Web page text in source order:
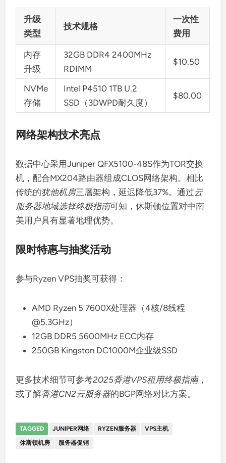
升级
类型
技术规格
一次性
费用
内存
升级
32GB DDR4 2400MHz
RDIMM
$10.50
NVMe
存储
Intel P4510 1TB U.2
SSD（3DWPD耐久度）
$80.00
网络架构技术亮点
数据中心采用Juniper QFX5100-48S作为TOR交换
机，配合MX204路由器组成CLOS网络架构。相比
传统的犹他机房三層架构，延迟降低37%。通过云
服务器地域选择终极指南可知，休斯顿位置对中南
美用户具有显著地理优势。
限时特惠与抽奖活动
参与Ryzen VPS抽奖可获得：
AMD Ryzen 5 7600X处理器（4核/8线程
@5.3GHz）
12GB DDR5 5600MHz ECC内存
250GB Kingston DC1000M企业级SSD
更多技术细节可参考2025香港VPS租用终极指南，
或了解香港CN2云服务器的BGP网络对比方案。
TAGGED JUNIPER网络 RYZEN服务器
VPS主机
休斯顿机房
服务器促销